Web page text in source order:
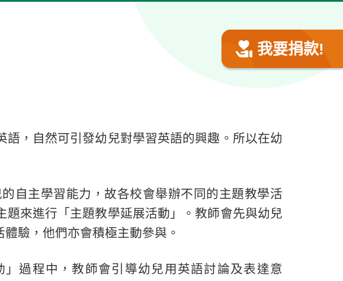
我要捐款!
，自然可引發幼兒對學習英語的興趣。所以在幼
自主學習能力，故各校會舉辦不同的主題教學活
來進行「主題教學延展活動」。教師會先與幼兒
驗，他們亦會積極主動參與。
」過程中，教師會引導幼兒用英語討論及表達意